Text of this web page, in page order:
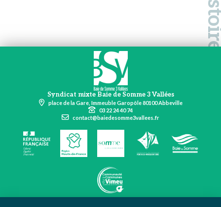
Syndicat mixte Baie de Somme 3 Vallées
place de la Gare, Immeuble Garopôle 80100 Abbeville
03 22 24 40 74
contact@baiedesomme3vallees.fr